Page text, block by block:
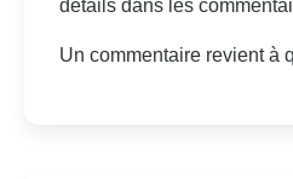
détails dans les
Un commentaire revient à